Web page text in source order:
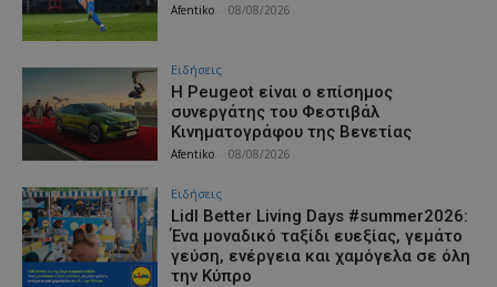
Afentiko 08/08/2026
Ειδήσεις
Η Peugeot είναι ο επίσημος
συνεργάτης του Φεστιβάλ
Κινηματογράφου της Βενετίας
Afentiko 08/08/2026
Ειδήσεις
Lidl Better Living Days #summer2026:
Ένα μοναδικό ταξίδι ευεξίας, γεμάτο
γεύση, ενέργεια και χαμόγελα σε όλη
την Κύπρο